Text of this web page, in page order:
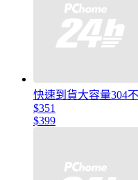
快速到貨大容量304
$351
$399